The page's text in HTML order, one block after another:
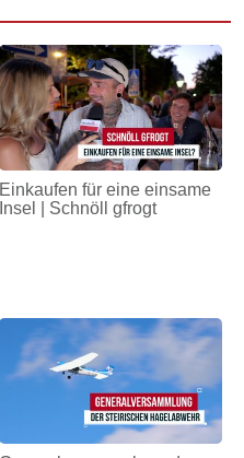
Einkaufen für eine einsame
Insel | Schnöll gfrogt